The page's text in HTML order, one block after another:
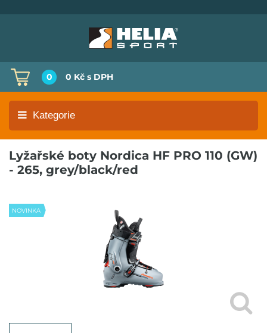
0 0 Kč s DPH
Kategorie
Lyžařské boty Nordica HF PRO 110 (GW)
- 265, grey/black/red
NOVINKA